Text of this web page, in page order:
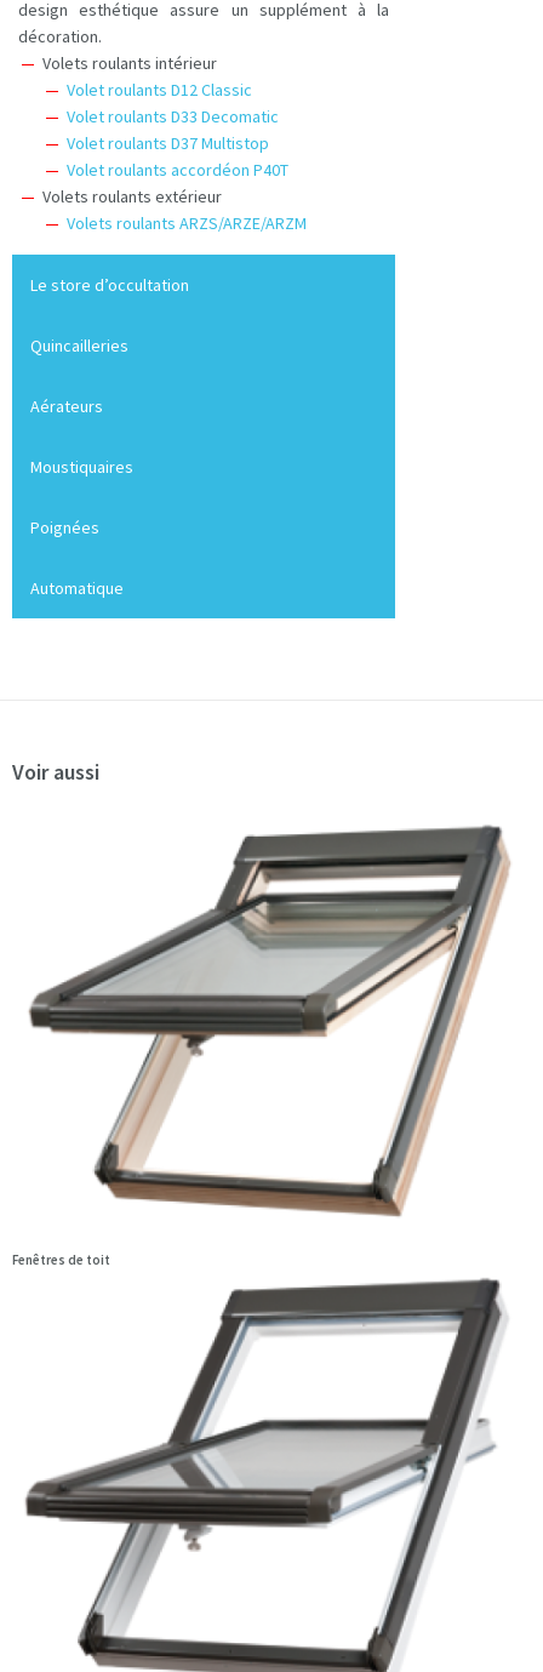
design esthétique assure un supplément à la
décoration.
Volets roulants intérieur
Volet roulants D12 Classic
Volet roulants D33 Decomatic
Volet roulants D37 Multistop
Volet roulants accordéon P40T
Volets roulants extérieur
Volets roulants ARZS/ARZE/ARZM
Le store d’occultation
Quincailleries
Aérateurs
Moustiquaires
Poignées
Automatique
Voir aussi
Fenêtres de toit